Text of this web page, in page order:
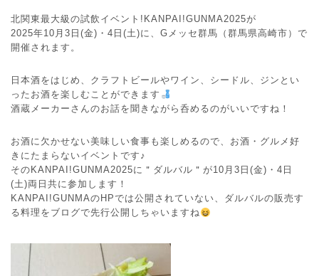
北関東最大級の試飲イベント!KANPAI!GUNMA2025が
2025年10月3日(金)・4日(土)に、Gメッセ群馬（群馬県高崎市）で
開催されます。
日本酒をはじめ、クラフトビールやワイン、シードル、ジンとい
ったお酒を楽しむことができます
酒蔵メーカーさんのお話を聞きながら呑めるのがいいですね！
お酒に欠かせない美味しい食事も楽しめるので、お酒・グルメ好
きにたまらないイベントです♪
そのKANPAI!GUNMA2025に＂ダルバル＂が10月3日(金)・4日
(土)両日共に参加します！
KANPAI!GUNMAのHPでは公開されていない、ダルバルの販売す
る料理をブログで先行公開しちゃいますね